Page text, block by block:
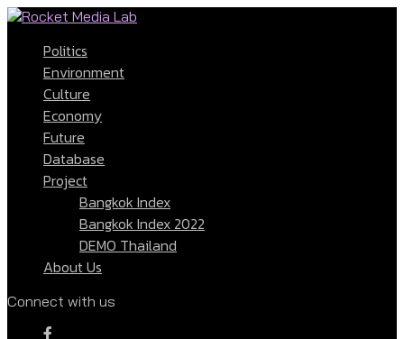
Politics
Environment
Culture
Economy
Future
Database
Project
Bangkok Index
Bangkok Index 2022
DEMO Thailand
About Us
Connect with us